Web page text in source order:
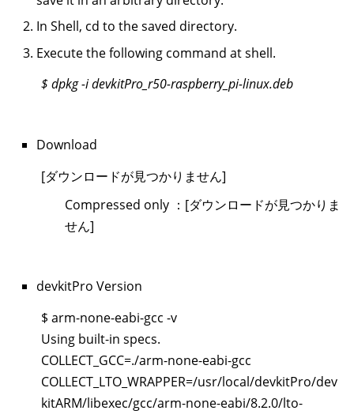
In Shell, cd to the saved directory.
Execute the following command at shell.
$ dpkg -i devkitPro_r50-raspberry_pi-linux.deb
Download
[ダウンロードが見つかりません]
Compressed only ：[ダウンロードが見つかりま
せん]
devkitPro Version
$ arm-none-eabi-gcc -v
Using built-in specs.
COLLECT_GCC=./arm-none-eabi-gcc
COLLECT_LTO_WRAPPER=/usr/local/devkitPro/dev
kitARM/libexec/gcc/arm-none-eabi/8.2.0/lto-